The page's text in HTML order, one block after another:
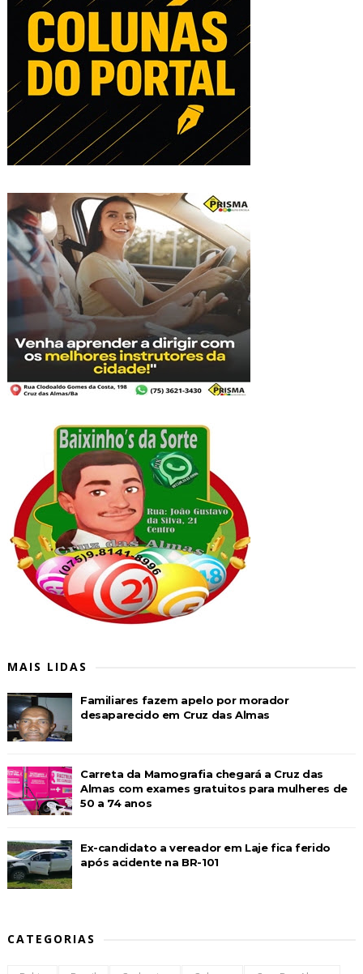
MAIS LIDAS
Familiares fazem apelo por morador
desaparecido em Cruz das Almas
Carreta da Mamografia chegará a Cruz das
Almas com exames gratuitos para mulheres de
50 a 74 anos
Ex-candidato a vereador em Laje fica ferido
após acidente na BR-101
CATEGORIAS